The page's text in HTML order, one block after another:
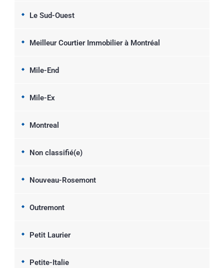
Le Sud-Ouest
Meilleur Courtier Immobilier à Montréal
Mile-End
Mile-Ex
Montreal
Non classifié(e)
Nouveau-Rosemont
Outremont
Petit Laurier
Petite-Italie